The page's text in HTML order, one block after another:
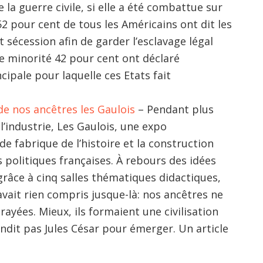
la guerre civile, si elle a été combattue sur
pour cent de tous les Américains ont dit les
afin de garder l’esclavage légal
minorité 42 pour cent ont déclaré
pour laquelle ces Etats fait
nos ancêtres les Gaulois – Pendant plus
Les Gaulois, une expo
fabrique de l’histoire et la construction
politiques françaises. À ­rebours des idées
à cinq salles thématiques didactiques,
rien ­compris jusque-là: nos ancêtres ne
Mieux, ils formaient une civi­lisation
pas Jules César pour émerger. Un article